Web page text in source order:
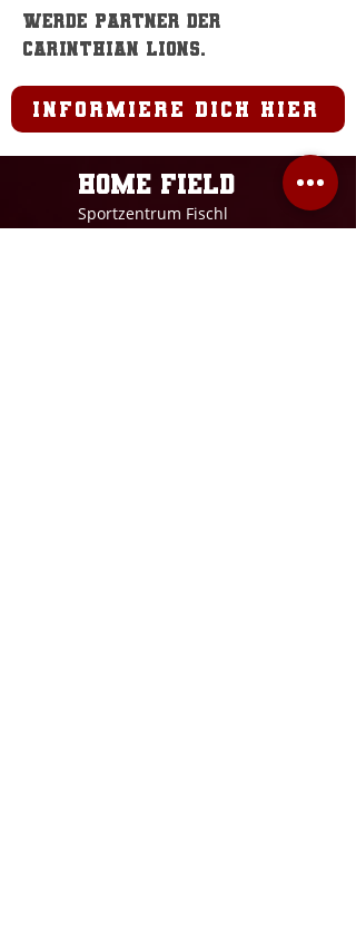
Home field
Sportzentrum Fischl
Rosenegger Str. 11,
Werde Partner der
Carinthian Lions.
informiere dich hier